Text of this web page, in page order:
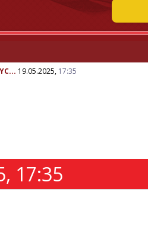
19.05.2025, 17:35
17:35